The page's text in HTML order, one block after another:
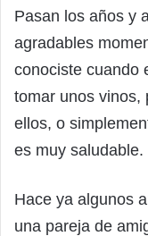
Pasan los años y
agradables
conociste cuando
tomar unos vinos,
ellos, o
es muy saludable.
Hace ya algunos
una pareja de